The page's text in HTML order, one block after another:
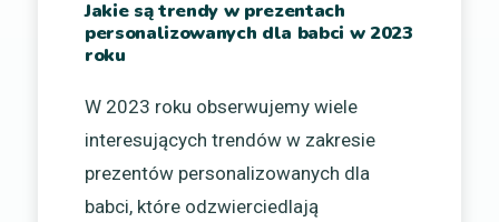
Jakie są trendy w prezentach
personalizowanych dla babci w 2023
roku
W 2023 roku obserwujemy wiele
interesujących trendów w zakresie
prezentów personalizowanych dla
babci, które odzwierciedlają